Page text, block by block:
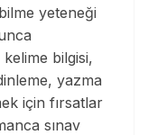
yeteneği
bilgisi,
yazma
için fırsatlar
sınav